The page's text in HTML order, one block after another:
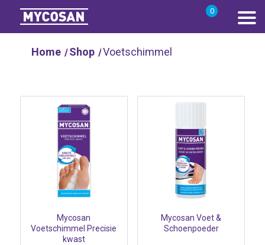
Home /Shop /Voetschimmel
Mycosan
Voetschimmel Precisie
kwast
Mycosan Voet &
Schoenpoeder
0